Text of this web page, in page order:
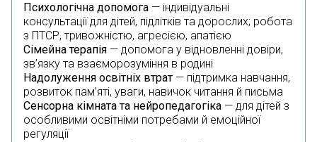
Психологічна допомога — індивідуальні
консультації для дітей, підлітків та дорослих; робота
з ПТСР, тривожністю, агресією, апатією
Сімейна терапія — допомога у відновленні довіри,
зв’язку та взаєморозуміння в родині
Надолуження освітніх втрат — підтримка навчання,
розвиток пам’яті, уваги, навичок читання й письма
Сенсорна кімната та нейропедагогіка — для дітей з
особливими освітніми потребами й емоційної
регуляції